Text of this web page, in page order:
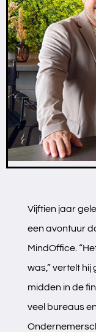
Vijftien jaar
een avontuur
MindOffice.
was,” vertelt hij
midden in de
veel bureaus